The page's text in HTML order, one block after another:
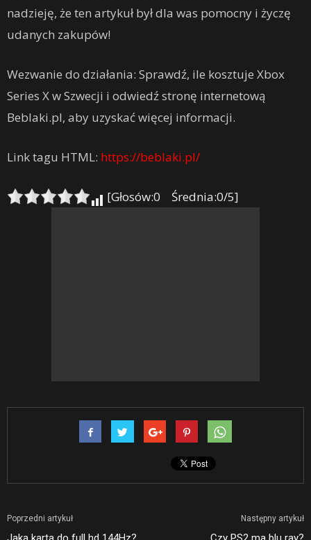
nadzieję, że ten artykuł był dla was pomocny i życzę
udanych zakupów!
Wezwanie do działania: Sprawdź, ile kosztuje Xbox
Series X w Szwecji i odwiedź stronę internetową
Beblaki.pl, aby uzyskać więcej informacji.
Link tagu HTML: https://beblaki.pl/
[Głosów:0 Średnia:0/5]
Poprzedni artykuł Następny artykuł